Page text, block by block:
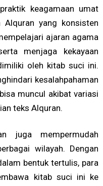
keagamaan umat
Alquran yang konsisten
ajaran agama
menjaga kekayaan
oleh kitab suci ini.
kesalahpahaman
muncul akibat variasi
teks Alquran.
juga mempermudah
wilayah. Dengan
bentuk tertulis, para
kitab suci ini ke